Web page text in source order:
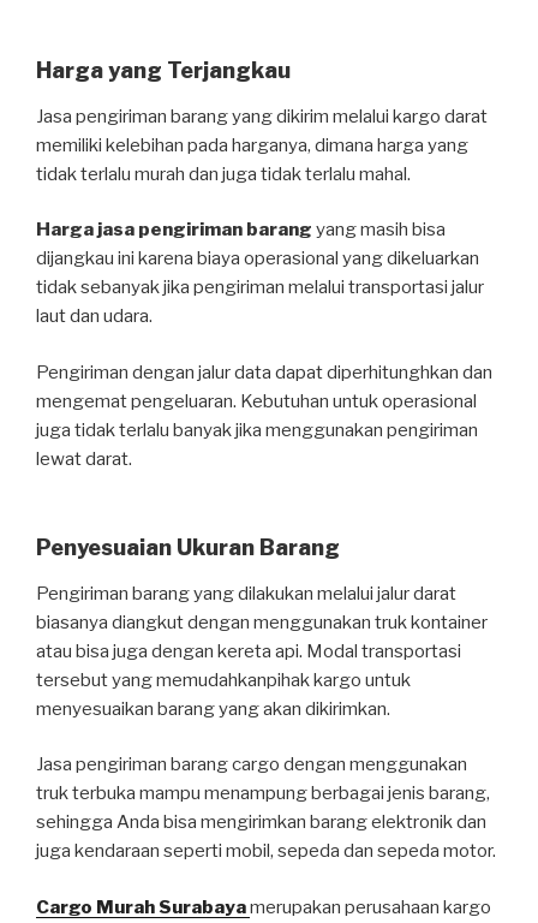
Harga yang Terjangkau
Jasa pengiriman barang yang dikirim melalui kargo darat
memiliki kelebihan pada harganya, dimana harga yang
tidak terlalu murah dan juga tidak terlalu mahal.
Harga jasa pengiriman barang yang masih bisa
dijangkau ini karena biaya operasional yang dikeluarkan
tidak sebanyak jika pengiriman melalui transportasi jalur
laut dan udara.
Pengiriman dengan jalur data dapat diperhitunghkan dan
mengemat pengeluaran. Kebutuhan untuk operasional
juga tidak terlalu banyak jika menggunakan pengiriman
lewat darat.
Penyesuaian Ukuran Barang
Pengiriman barang yang dilakukan melalui jalur darat
biasanya diangkut dengan menggunakan truk kontainer
atau bisa juga dengan kereta api. Modal transportasi
tersebut yang memudahkanpihak kargo untuk
menyesuaikan barang yang akan dikirimkan.
Jasa pengiriman barang cargo dengan menggunakan
truk terbuka mampu menampung berbagai jenis barang,
sehingga Anda bisa mengirimkan barang elektronik dan
juga kendaraan seperti mobil, sepeda dan sepeda motor.
Cargo Murah Surabayamerupakan perusahaan kargo